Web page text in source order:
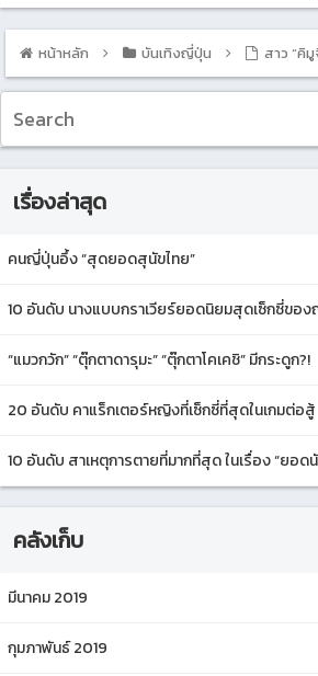
หน้าหลัก บันเทิงญี่ปุ่น สาว “คิ
เรื่องล่าสุด
คนญี่ปุ่นอึ้ง “สุดยอดสุนัขไทย”
10 อันดับ นางแบบกราเวียร์ยอดนิยมสุดเซ็กซี่ขอ
“แมวกวัก” “ตุ๊กตาดารุมะ” “ตุ๊กตาโคเคชิ” มีกระดูก?!
20 อันดับ คาแร็กเตอร์หญิงที่เซ็กซี่ที่สุดในเกมต่อสู้
10 อันดับ สาเหตุการตายที่มากที่สุด ในเรื่อง “ยอด
คลังเก็บ
มีนาคม 2019
กุมภาพันธ์ 2019